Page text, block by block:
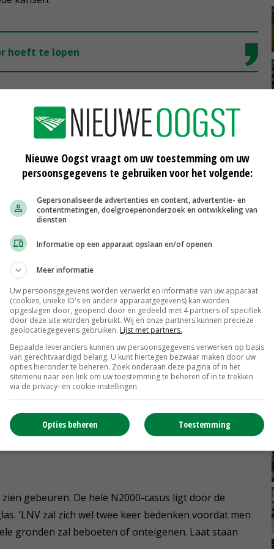
hoeft te lopen
Koning. 'En liefst met de beschikking over een harde
Des te meer kans heb je om goed
plek beter te positioneren.'
zoals Ubels oproept, is wat te veel van goede,
voor hoeft te lopen. Die waarde kunnen we over
kracht.'
zien, is niet verkeerd, zegt de makelaar-expert. 'Dat
verdient een nuance.'
overigens niet alleen tegen een te lage taxatie van
geven aan bang te zijn om in het geheel niet
met nul compensatie, hebben ze het mis’, schrijft
of strafvervolging gedwongen kunnen worden
zich daartegen te wapenen.’
gebeuren. De hele N2000-casus ligt door de
'LNV zal zich wel twee keer bedenken voordat men
gronden zal beboeten of onteigenen. Laat staan
Nieuwe Oogst vraagt om uw toestemming om uw
persoonsgegevens te gebruiken voor het volgende:
Gepersonaliseerde advertenties en content, advertentie- en
contentmetingen, doelgroepenonderzoek en ontwikkeling van
diensten
Informatie op een apparaat opslaan en/of openen
Meer informatie
Uw persoonsgegevens worden verwerkt en informatie van uw apparaat
(cookies, unieke ID's en andere apparaatgegevens) kan worden
opgeslagen door, geopend door en gedeeld met 4 partners of specifiek
door deze site worden gebruikt. Wij en onze partners kunnen precieze
geolocatiegegevens gebruiken. Lijst met partners.
Bepaalde leveranciers kunnen uw persoonsgegevens verwerken op basis
van gerechtvaardigd belang. U kunt hiertegen bezwaar maken door uw
opties hieronder te beheren. Zoek onderaan deze pagina of in het
sitemenu naar een link om uw toestemming te beheren of in te trekken
via de privacy- en cookie-instellingen.
Toestemming
Opties beheren